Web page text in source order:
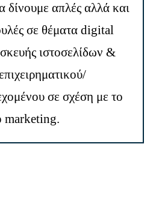
απλές αλλά και
σε θέματα digital
ιστοσελίδων &
σε σχέση με το
marketing.